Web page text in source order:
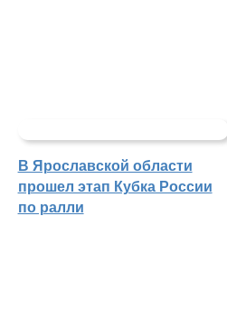
В Ярославской области
прошел этап Кубка России
по ралли